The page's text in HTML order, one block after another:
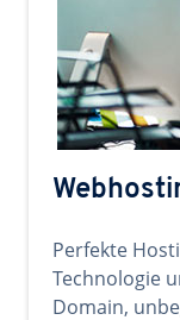
Perfekte
Technologie
Domain,